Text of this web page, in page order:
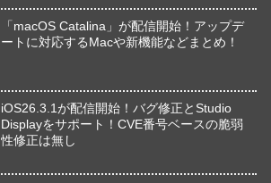
「macOS Catalina」が配信開始！アップデ
ートに対応するMacや新機能などまとめ！
iOS26.3.1が配信開始！バグ修正とStudio
Displayをサポート！CVE番号ベースの脆弱
性修正は無し